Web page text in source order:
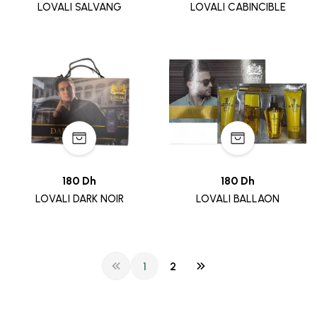
LOVALI SALVANG LOVALI CABINCIBLE
180 Dh
LOVALI DARK NOIR
180 Dh
LOVALI BALLAON
1 2